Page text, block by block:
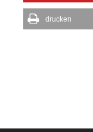
drucken